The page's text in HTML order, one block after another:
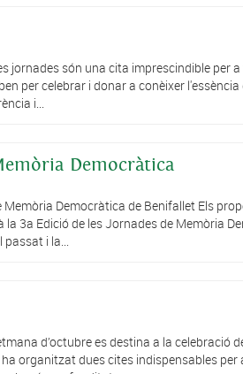
jornades són una cita imprescindible per
per celebrar i donar a conèixer
i...
Democràtica
Democràtica de Benifallet Els
3a Edició de les Jornades de Memòria
i la...
d’octubre es destina a la celebració
organitzat dues cites indispensables